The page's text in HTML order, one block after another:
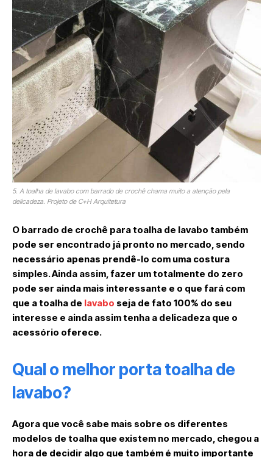
5. A toalha de lavabo com barrado de crochê chama muito a atenção pela
delicadeza. Projeto de C+H Arquitetura
O barrado de crochê para toalha de lavabo também
pode ser encontrado já pronto no mercado, sendo
necessário apenas prendê-lo com uma costura
simples. Ainda assim, fazer um totalmente do zero
pode ser ainda mais interessante e o que fará com
que a toalha de lavabo seja de fato 100% do seu
interesse e ainda assim tenha a delicadeza que o
acessório oferece.
Qual o melhor porta toalha de
lavabo?
Agora que você sabe mais sobre os diferentes
modelos de toalha que existem no mercado, chegou a
hora de decidir algo que também é muito importante